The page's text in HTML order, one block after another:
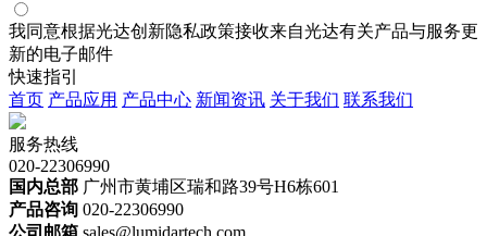
我同意根据光达创新隐私政策接收来自光达有关产品与服务更
新的电子邮件
快速指引
首页 产品应用 产品中心 新闻资讯 关于我们 联系我们
服务热线
020-22306990
国内总部 广州市黄埔区瑞和路39号H6栋601
产品咨询 020-22306990